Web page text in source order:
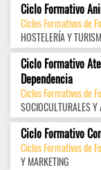
Ciclo Formativo
Ciclos Formativos de
HOSTELERÍA Y
Ciclo Formativo
Dependencia
Ciclos Formativos de
SOCIOCULTURALES
Ciclo Formativo
Ciclos Formativos de
Y MARKETING